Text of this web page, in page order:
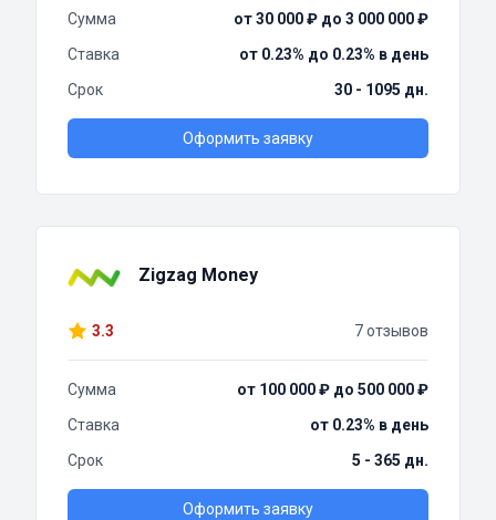
Сумма
от 30 000 ₽ до 3 000 000 ₽
Ставка
от 0.23% до 0.23% в день
Срок
30 - 1095 дн.
Оформить заявку
Zigzag Money
3.3 7 отзывов
Сумма
от 100 000 ₽ до 500 000 ₽
Ставка
от 0.23% в день
Срок
5 - 365 дн.
Оформить заявку